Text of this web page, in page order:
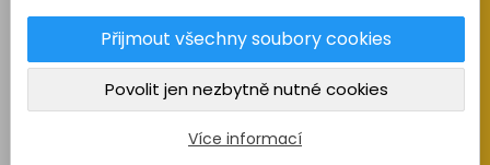
MAKETOVÉ DOPLŇKY
STAVEBNÍ STROJE
Přijmout všechny soubory cookies
Povolit jen nezbytně nutné cookies
Více informací